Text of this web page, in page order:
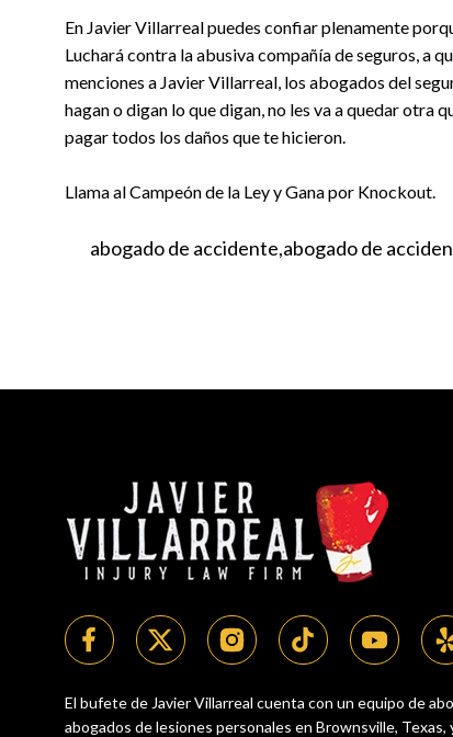
En Javier Villarreal puedes confiar plenamente
Luchará contra la abusiva compañía de seguros, a
menciones a Javier Villarreal, los abogados del
hagan o digan lo que digan, no les va a quedar otra
pagar todos los daños que te hicieron.
Llama al Campeón de la Ley y Gana por Knockout.
abogado de accidente abogado de
El bufete de Javier Villarreal cuenta con un equipo de
abogados de lesiones personales en Brownsville,